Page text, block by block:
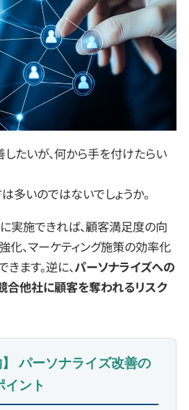
したいが、何から手を付けたらい
多いのではないでしょうか。
実施できれば、顧客満足度の向
化、マーケティング施策の効率化
ます。逆に、パーソナライズへの
合他社に顧客を奪われるリスク
】 パーソナライズ改善の
イント